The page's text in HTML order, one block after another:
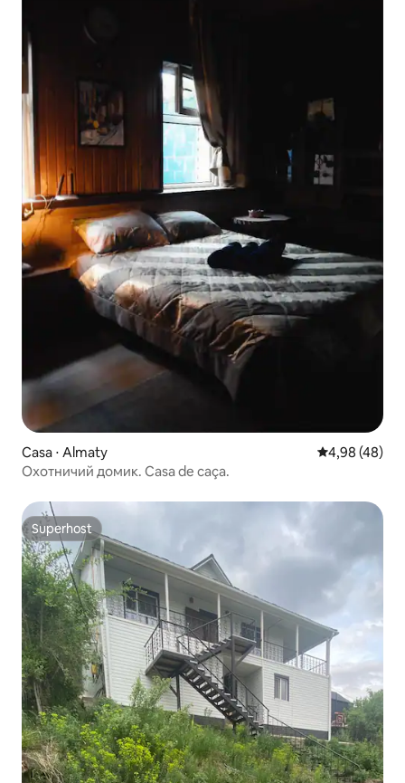
Casa ⋅ Almaty 4,98 de uma
4,98 (48)
Охотничий домик. Casa de caça.
Superhost
Superhost